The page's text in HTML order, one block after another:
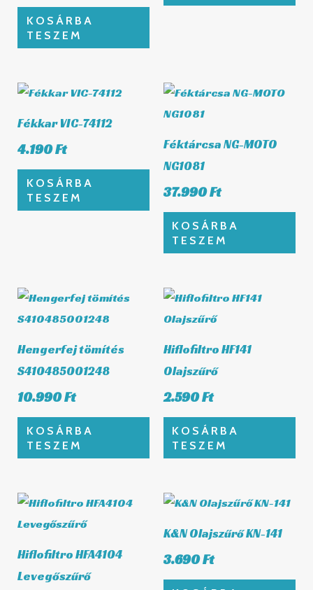
KOSÁRBA
TESZEM
Fékkar VIC-74112
4.190Ft
KOSÁRBA
TESZEM
Féktárcsa NG-MOTO
NG1081
37.990Ft
KOSÁRBA
TESZEM
Hengerfej tömítés
S410485001248
10.990Ft
KOSÁRBA
TESZEM
Hiflofiltro HF141
Olajszűrő
2.590Ft
KOSÁRBA
TESZEM
Hiflofiltro HFA4104
Levegőszűrő
K&N Olajszűrő KN-141
3.690Ft